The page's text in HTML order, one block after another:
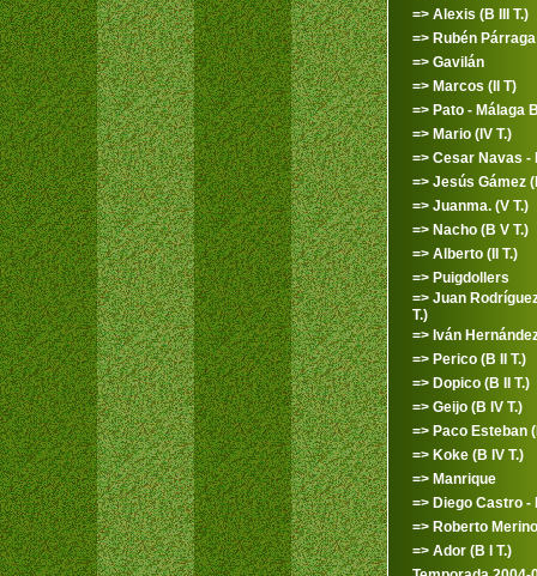
=> Alexis (B III T.)
=> Rubén Párraga
=> Gavilán
=> Marcos (II T)
=> Pato - Málaga B
=> Mario (IV T.)
=> Cesar Navas -
=> Jesús Gámez
=> Juanma. (V T.)
=> Nacho (B V T.)
=> Alberto (II T.)
=> Puigdollers
=> Juan
T.)
=> Iván
=> Perico (B II T.)
=> Dopico (B II T.)
=> Geijo (B IV T.)
=> Paco Esteban
=> Koke (B IV T.)
=> Manrique
=> Diego Castro -
=> Roberto Merino
=> Ador (B I T.)